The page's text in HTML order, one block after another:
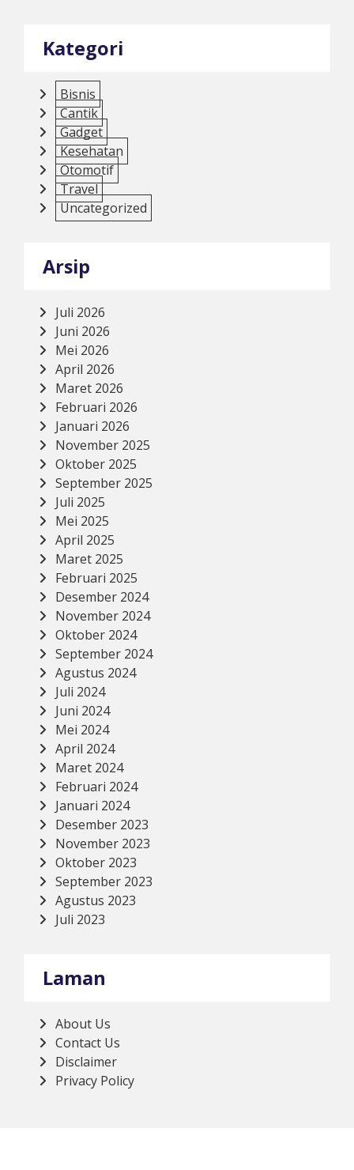
Kategori
Bisnis
Cantik
Gadget
Kesehatan
Otomotif
Travel
Uncategorized
Arsip
Juli 2026
Juni 2026
Mei 2026
April 2026
Maret 2026
Februari 2026
Januari 2026
November 2025
Oktober 2025
September 2025
Juli 2025
Mei 2025
April 2025
Maret 2025
Februari 2025
Desember 2024
November 2024
Oktober 2024
September 2024
Agustus 2024
Juli 2024
Juni 2024
Mei 2024
April 2024
Maret 2024
Februari 2024
Januari 2024
Desember 2023
November 2023
Oktober 2023
September 2023
Agustus 2023
Juli 2023
Laman
About Us
Contact Us
Disclaimer
Privacy Policy